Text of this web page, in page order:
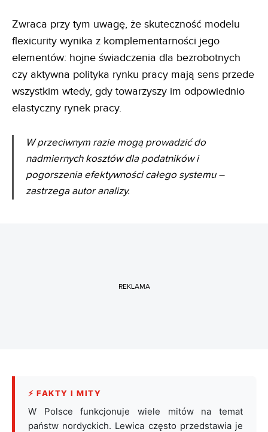
Zwraca przy tym uwagę, że skuteczność modelu
flexicurity wynika z komplementarności jego
elementów: hojne świadczenia dla bezrobotnych
czy aktywna polityka rynku pracy mają sens przede
wszystkim wtedy, gdy towarzyszy im odpowiednio
elastyczny rynek pracy.
W przeciwnym razie mogą prowadzić do
nadmiernych kosztów dla podatników i
pogorszenia efektywności całego systemu –
zastrzega autor analizy.
REKLAMA
⚡ FAKTY I MITY
W Polsce funkcjonuje wiele mitów na temat
państw nordyckich. Lewica często przedstawia je